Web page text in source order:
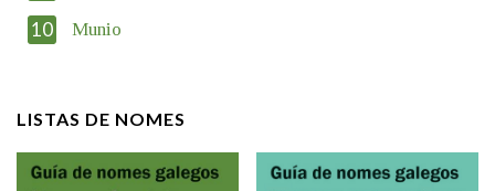
confidencial e incorporados aos seus ficheiros informáticos. Así
mesmo, os usuarios poderán exercer o seu dereito de acceso,
Lin e acepto as condicións da política de
privacidade
10 Munio
LISTAS DE NOMES